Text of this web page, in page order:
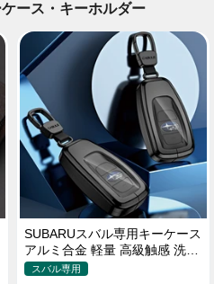
ース・キーホルダー
SUBARUスバル専用キーケース
アルミ合金 軽量 高級触感 洗練
デザイン キーカバー
スバル専用